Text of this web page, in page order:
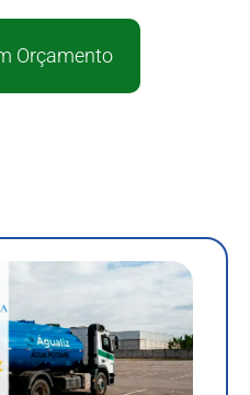
Orçamento